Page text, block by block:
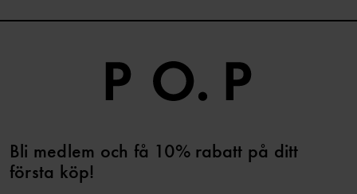
Bli medlem och få 10% rabatt på ditt
första köp!